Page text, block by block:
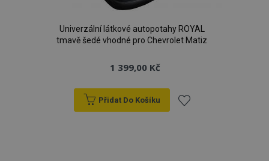
Univerzální látkové autopotahy ROYAL
tmavě šedé vhodné pro Chevrolet Matiz
1 399,00 Kč
Přidat Do Košíku